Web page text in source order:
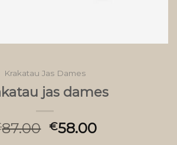
Krakatau Jas Dames
jas dames
87.00 €58.00